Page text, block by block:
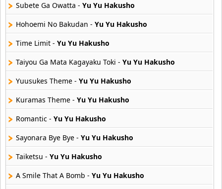
6 músicas online
Akikan
15 músicas online
Alejandro Arnais
3 músicas online
Amaenaideyo
26 músicas online
Amagami Ss
50 músicas online
Amatsuki
20 músicas online
Subete Ga Owatta - Yu Yu Hakusho
Hohoemi No Bakudan - Yu Yu Hakusho
Time Limit - Yu Yu Hakusho
Taiyou Ga Mata Kagayaku Toki - Yu Yu Hakusho
Yuusukes Theme - Yu Yu Hakusho
Kuramas Theme - Yu Yu Hakusho
Romantic - Yu Yu Hakusho
Sayonara Bye Bye - Yu Yu Hakusho
Taiketsu - Yu Yu Hakusho
A Smile That A Bomb - Yu Yu Hakusho